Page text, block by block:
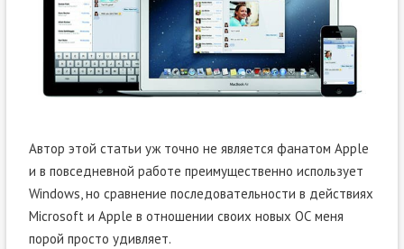
Автор этой статьи уж точно не является фанатом Apple
и в повседневной работе преимущественно использует
Windows, но сравнение последовательности в действиях
Microsoft и Apple в отношении своих новых ОС меня
порой просто удивляет.